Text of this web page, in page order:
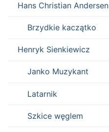
Hans Christian Andersen
Brzydkie kaczątko
Henryk Sienkiewicz
Janko Muzykant
Latarnik
Szkice węglem